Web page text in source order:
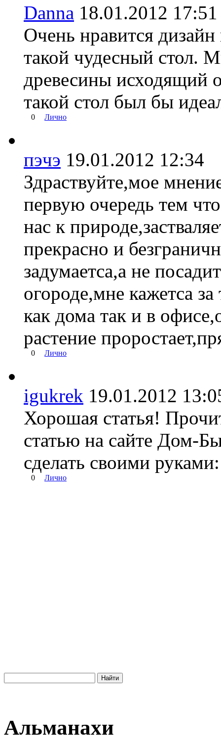
Danna 18.01.2012
Очень нравится дизайн
такой чудесный стол.
древесины исходящий
такой стол был бы
0 Лично
пэчэ 19.01.2012
Здраствуйте,мое
первую очередь тем
нас к
прекрасно и
задумаетса,а не
огороде,мне кажетса
как дома так и в
растение
0 Лично
igukrek 19.01.2012
Хорошая статья!
статью на сайте Дом-
сделать своими
0 Лично
Альманахи